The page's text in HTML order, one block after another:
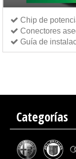
Chip de
Conectores
Guía de
Categorías